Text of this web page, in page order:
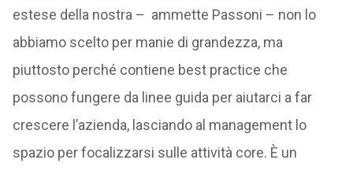
estese della nostra – ammette Passoni – non lo
abbiamo scelto per manie di grandezza, ma
piuttosto perché contiene best practice che
possono fungere da linee guida per aiutarci a far
crescere l’azienda, lasciando al management lo
spazio per focalizzarsi sulle attività core. È un